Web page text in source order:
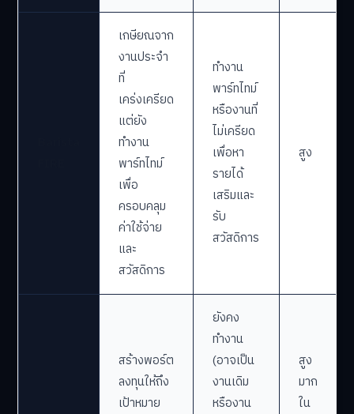
เกษียณจาก
งานประจำ
ที่
เคร่งเครียด
แต่ยัง
ทำงาน
พาร์ทไทม์
เพื่อ
ครอบคลุม
ค่าใช้จ่าย
และ
สวัสดิการ
ทำงาน
พาร์ทไทม์
หรืองานที่
ไม่เครียด
เพื่อหา
รายได้
เสริมและ
รับ
สวัสดิการ
สูง
สร้างพอร์ต
ลงทุนให้ถึง
เป้าหมาย
ยังคง
ทำงาน
(อาจเป็น
งานเดิม
หรืองาน
สูง
มาก
ใน